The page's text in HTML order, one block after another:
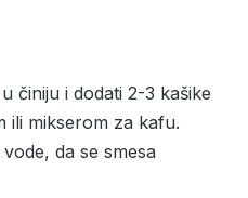
činiju i dodati 2-3 kašike
ili mikserom za kafu.
da se smesa